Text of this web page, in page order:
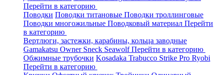
Перейти в категорию
Поводки Поводки титановые Поводки троллинговые
Поводки многожильные Поводковый материал Перейти
в категорию
Вертлюги, застежки, карабины, кольца заводные
Gamakatsu Owner Sneck SeawolfПерейти в категорию
Обжимные трубочки Kosadaka Trabucco Strike Pro Ryobi
Перейти в категорию